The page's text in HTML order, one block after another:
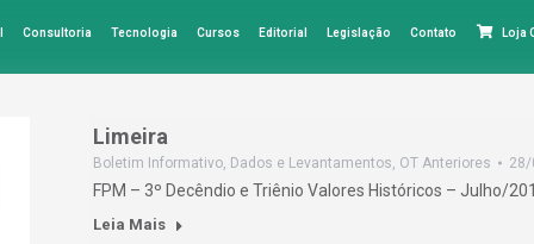
Consultoria Tecnologia Cursos Editorial Legislação Contato Loja
Limeira
Boletim Informativo, Dados e Levantamentos, OT Anteriores
FPM – 3º Decêndio e Triênio Valores Históricos – Julho/
Leia Mais